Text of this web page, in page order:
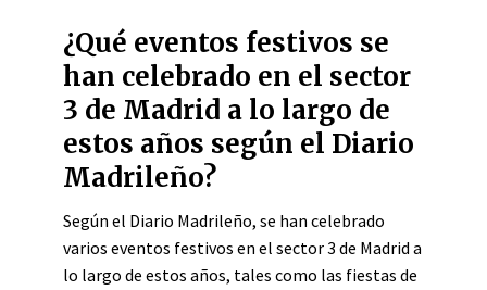
¿Qué eventos festivos se
han celebrado en el sector
3 de Madrid a lo largo de
estos años según el Diario
Madrileño?
Según el Diario Madrileño, se han celebrado
varios eventos festivos en el sector 3 de Madrid a
lo largo de estos años, tales como las fiestas de